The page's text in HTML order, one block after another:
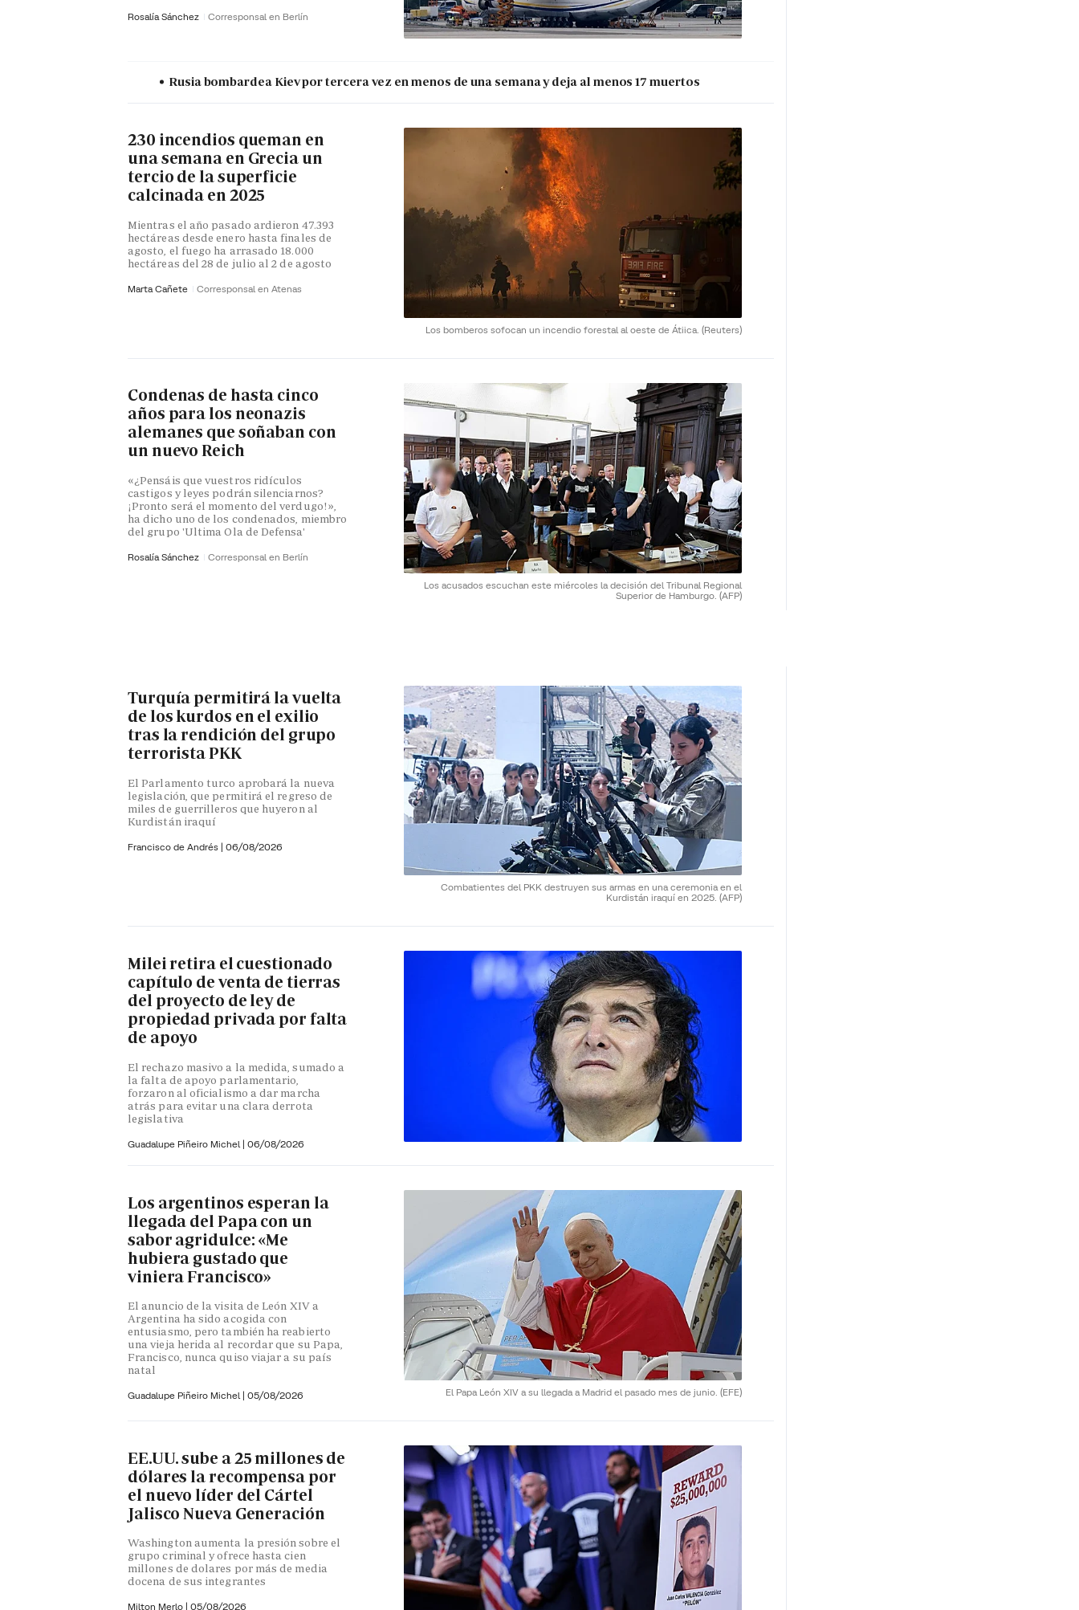
Rosalía Sánchez Corresponsal en Berlín
Rusia bombardea Kiev por tercera vez en menos de una semana y deja al menos 17 muertos
Los bomberos sofocan un incendio forestal al oeste de Átiica. (Reuters)
230 incendios queman en
una semana en Grecia un
tercio de la superficie
calcinada en 2025
Mientras el año pasado ardieron 47.393
hectáreas desde enero hasta finales de
agosto, el fuego ha arrasado 18.000
hectáreas del 28 de julio al 2 de agosto
Marta Cañete Corresponsal en Atenas
Los acusados escuchan este miércoles la decisión del Tribunal Regional
Superior de Hamburgo. (AFP)
Condenas de hasta cinco
años para los neonazis
alemanes que soñaban con
un nuevo Reich
«¿Pensáis que vuestros ridículos
castigos y leyes podrán silenciarnos?
¡Pronto será el momento del verdugo!»,
ha dicho uno de los condenados, miembro
del grupo 'Ultima Ola de Defensa'
Rosalía Sánchez Corresponsal en Berlín
Combatientes del PKK destruyen sus armas en una ceremonia en el
Kurdistán iraquí en 2025. (AFP)
Turquía permitirá la vuelta
de los kurdos en el exilio
tras la rendición del grupo
terrorista PKK
El Parlamento turco aprobará la nueva
legislación, que permitirá el regreso de
miles de guerrilleros que huyeron al
Kurdistán iraquí
Francisco de Andrés | 06/08/2026
Milei retira el cuestionado
capítulo de venta de tierras
del proyecto de ley de
propiedad privada por falta
de apoyo
El rechazo masivo a la medida, sumado a
la falta de apoyo parlamentario,
forzaron al oficialismo a dar marcha
atrás para evitar una clara derrota
legislativa
Guadalupe Piñeiro Michel | 06/08/2026
El Papa León XIV a su llegada a Madrid el pasado mes de junio. (EFE)
Los argentinos esperan la
llegada del Papa con un
sabor agridulce: «Me
hubiera gustado que
viniera Francisco»
El anuncio de la visita de León XIV a
Argentina ha sido acogida con
entusiasmo, pero también ha reabierto
una vieja herida al recordar que su Papa,
Francisco, nunca quiso viajar a su país
natal
Guadalupe Piñeiro Michel | 05/08/2026
EE.UU. sube a 25 millones de
dólares la recompensa por
el nuevo líder del Cártel
Jalisco Nueva Generación
Washington aumenta la presión sobre el
grupo criminal y ofrece hasta cien
millones de dolares por más de media
docena de sus integrantes
Milton Merlo | 05/08/2026